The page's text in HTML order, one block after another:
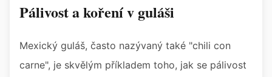
Pálivost a koření v guláši
Mexický guláš, často nazývaný také "chili con
carne", je skvělým příkladem toho, jak se pálivost